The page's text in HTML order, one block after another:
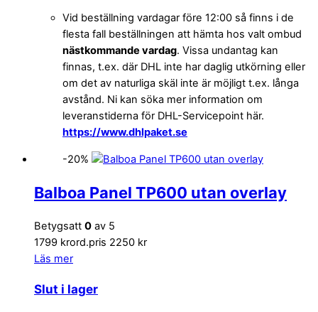
Vid beställning vardagar före 12:00 så finns i de
flesta fall beställningen att hämta hos valt ombud
nästkommande vardag. Vissa undantag kan
finnas, t.ex. där DHL inte har daglig utkörning eller
om det av naturliga skäl inte är möjligt t.ex. långa
avstånd. Ni kan söka mer information om
leveranstiderna för DHL-Servicepoint här.
https://www.dhlpaket.se
-20%
Balboa Panel TP600 utan overlay
Betygsatt 0 av 5
1799 krord.pris 2250 kr
Läs mer
Slut i lager